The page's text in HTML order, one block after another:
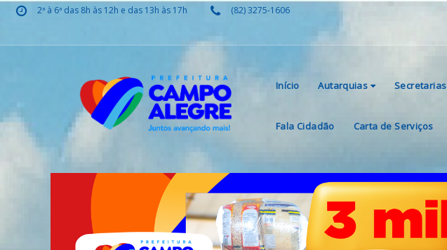
2ª à 6ª das 8h às 12h e das 13h às 17h (82) 3275-1606
Início Autarquias Secretarias
Fala Cidadão Carta de Serviços